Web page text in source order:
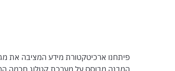
פיתחנו ארכיטקטורת מידע המציבה את